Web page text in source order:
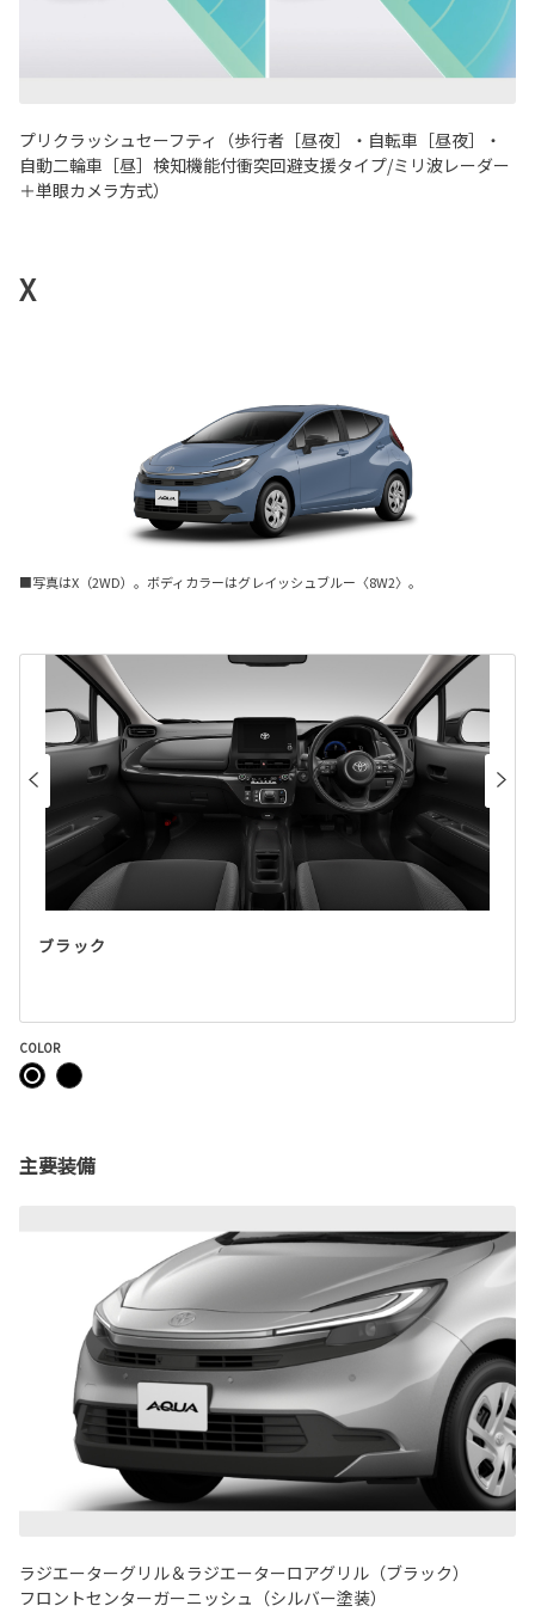
プリクラッシュセーフティ（歩行者［昼夜］・自転車［昼夜］・
自動二輪車［昼］検知機能付衝突回避支援タイプ/ミリ波レーダー
＋単眼カメラ方式）
X
■写真はX（2WD）。ボディカラーはグレイッシュブルー〈8W2〉。
ブラック
COLOR
主要装備
ラジエーターグリル＆ラジエーターロアグリル（ブラック）
フロントセンターガーニッシュ（シルバー塗装）